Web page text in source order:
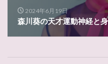
2024年6月19日
森川葵の天才運動神経と